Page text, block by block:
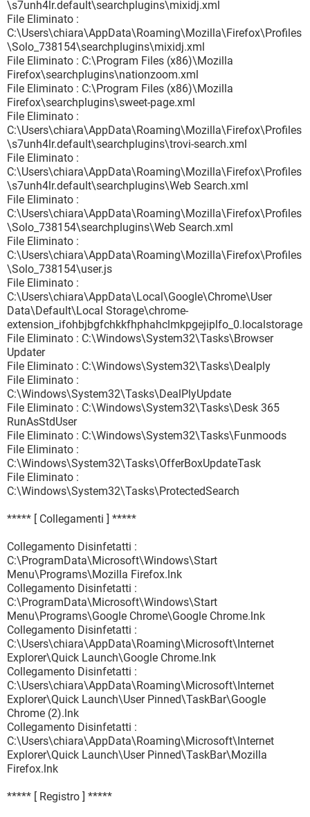
\s7unh4lr.default\searchplugins\mixidj.xml
File Eliminato :
C:\Users\chiara\AppData\Roaming\Mozilla\Firefox\Profiles
\Solo_738154\searchplugins\mixidj.xml
File Eliminato : C:\Program Files (x86)\Mozilla
Firefox\searchplugins\nationzoom.xml
File Eliminato : C:\Program Files (x86)\Mozilla
Firefox\searchplugins\sweet-page.xml
File Eliminato :
C:\Users\chiara\AppData\Roaming\Mozilla\Firefox\Profiles
\s7unh4lr.default\searchplugins\trovi-search.xml
File Eliminato :
C:\Users\chiara\AppData\Roaming\Mozilla\Firefox\Profiles
\s7unh4lr.default\searchplugins\Web Search.xml
File Eliminato :
C:\Users\chiara\AppData\Roaming\Mozilla\Firefox\Profiles
\Solo_738154\searchplugins\Web Search.xml
File Eliminato :
C:\Users\chiara\AppData\Roaming\Mozilla\Firefox\Profiles
\Solo_738154\user.js
File Eliminato :
C:\Users\chiara\AppData\Local\Google\Chrome\User
Data\Default\Local Storage\chrome-
extension_ifohbjbgfchkkfhphahclmkpgejiplfo_0.localstorage
File Eliminato : C:\Windows\System32\Tasks\Browser
Updater
File Eliminato : C:\Windows\System32\Tasks\Dealply
File Eliminato :
C:\Windows\System32\Tasks\DealPlyUpdate
File Eliminato : C:\Windows\System32\Tasks\Desk 365
RunAsStdUser
File Eliminato : C:\Windows\System32\Tasks\Funmoods
File Eliminato :
C:\Windows\System32\Tasks\OfferBoxUpdateTask
File Eliminato :
C:\Windows\System32\Tasks\ProtectedSearch
***** [ Collegamenti ] *****
Collegamento Disinfetatti :
C:\ProgramData\Microsoft\Windows\Start
Menu\Programs\Mozilla Firefox.lnk
Collegamento Disinfetatti :
C:\ProgramData\Microsoft\Windows\Start
Menu\Programs\Google Chrome\Google Chrome.lnk
Collegamento Disinfetatti :
C:\Users\chiara\AppData\Roaming\Microsoft\Internet
Explorer\Quick Launch\Google Chrome.lnk
Collegamento Disinfetatti :
C:\Users\chiara\AppData\Roaming\Microsoft\Internet
Explorer\Quick Launch\User Pinned\TaskBar\Google
Chrome (2).lnk
Collegamento Disinfetatti :
C:\Users\chiara\AppData\Roaming\Microsoft\Internet
Explorer\Quick Launch\User Pinned\TaskBar\Mozilla
Firefox.lnk
***** [ Registro ] *****